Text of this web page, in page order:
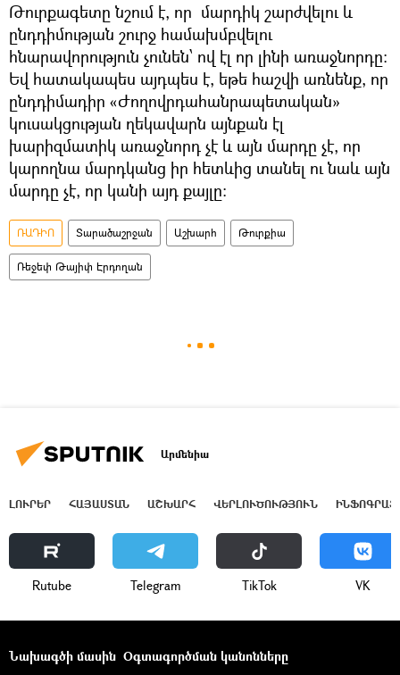
Թուրքագետը նշում է, որ մարդիկ շարժվելու և
ընդդիմության շուրջ համախմբվելու
հնարավորություն չունեն՝ ով էլ որ լինի առաջնորդը։
Եվ հատակապես այդպես է, եթե հաշվի առնենք, որ
ընդդիմադիր «Ժողովրդահանրապետական»
կուսակցության ղեկավարն այնքան էլ
խարիզմատիկ առաջնորդ չէ և այն մարդը չէ, որ
կարողնա մարդկանց իր հետևից տանել ու նաև այն
մարդը չէ, որ կանի այդ քայլը։
ՌԱԴԻՈ Տարածաշրջան Աշխարհ Թուրքիա
Ռեջեփ Թայիփ Էրդողան
Արմենիա
ԼՈՒՐԵՐ ՀԱՅԱՍՏԱՆ ԱՇԽԱՐՀ ՎԵՐԼՈՒԾՈՒԹՅՈՒՆ
Rutube Telegram ТikТоk VK
Նախագծի մասին Օգտագործման կանոնները